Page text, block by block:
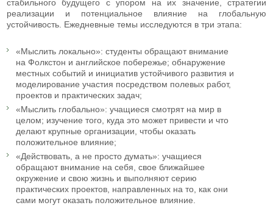
стабильного будущего с упором на их значение, стратегии
реализации и потенциальное влияние на глобальную
устойчивость. Ежедневные темы исследуются в три этапа:
«Мыслить локально»: студенты обращают внимание
на Фолкстон и английское побережье; обнаружение
местных событий и инициатив устойчивого развития и
моделирование участия посредством полевых работ,
проектов и практических задач;
«Мыслить глобально»: учащиеся смотрят на мир в
целом; изучение того, куда это может привести и что
делают крупные организации, чтобы оказать
положительное влияние;
«Действовать, а не просто думать»: учащиеся
обращают внимание на себя, свое ближайшее
окружение и свою жизнь и выполняют серию
практических проектов, направленных на то, как они
сами могут оказать положительное влияние.